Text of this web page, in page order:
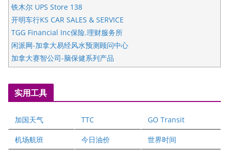
铁木尔 UPS Store 138
开明车行KS CAR SALES & SERVICE
TGG Financial Inc保险.理财服务所
闲派网-加拿大易经风水预测顾问中心
加拿大赛智公司-脑保健系列产品
五星国艺拍卖及评估公司
国际注册执业营养师公会
爱德华连锁酒店万锦分店
健健宝公司
二十一世纪美联地产公司
全球趋势移民留学
实用工具
加国天气 TTC GO Transit
机场航班 今日油价 世界时间